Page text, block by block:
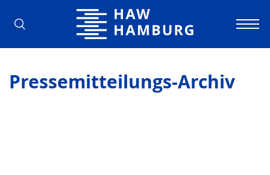
Hochschule für Angewandte
Pressemitteilungs-Archiv